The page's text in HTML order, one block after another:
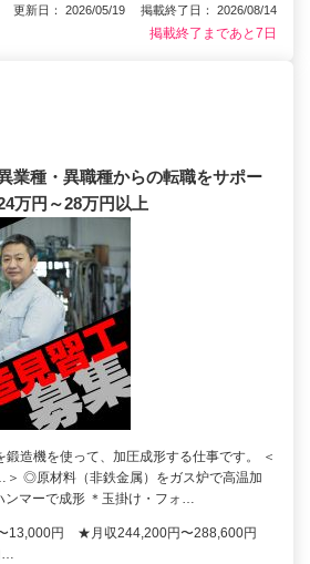
更新日： 2026/05/19 掲載終了日： 2026/08/14
掲載終了まであと7日
業種・異職種からの転職をサポー
万円～28万円以上
鍛造機を使って、加圧成形する仕事です。 ＜
◎原材料（非鉄金属）をガス炉で高温加
マーで成形 ＊玉掛け・フォ…
13,000円 ★月収244,200円〜288,600円
…